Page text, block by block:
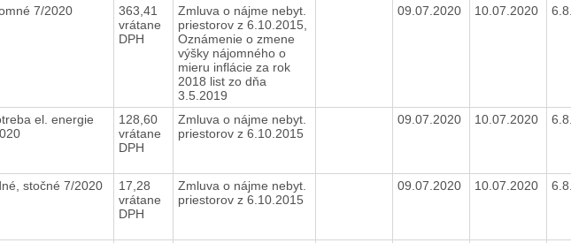
7/2020
363,41
vrátane
DPH
Zmluva o nájme nebyt.
priestorov z 6.10.2015,
Oznámenie o zmene
výšky nájomného o
mieru inflácie za rok
2018 list zo dňa
3.5.2019
09.07.2020 10.07.2020
el. energie
128,60
vrátane
DPH
Zmluva o nájme nebyt.
priestorov z 6.10.2015
09.07.2020 10.07.2020
stočné 7/2020
17,28
vrátane
DPH
Zmluva o nájme nebyt.
priestorov z 6.10.2015
09.07.2020 10.07.2020